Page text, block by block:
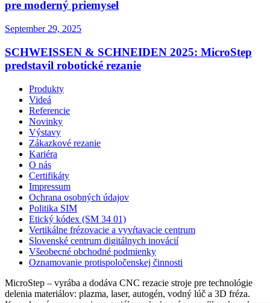
pre moderný priemysel
September 29, 2025
SCHWEISSEN & SCHNEIDEN 2025: MicroStep
predstavil robotické rezanie
Produkty
Videá
Referencie
Novinky
Výstavy
Zákazkové rezanie
Kariéra
O nás
Certifikáty
Impressum
Ochrana osobných údajov
Politika SIM
Etický kódex (SM 34 01)
Vertikálne frézovacie a vyvŕtavacie centrum
Slovenské centrum digitálnych inovácií
Všeobecné obchodné podmienky
Oznamovanie protispoločenskej činnosti
MicroStep – vyrába a dodáva CNC rezacie stroje pre technológie
delenia materiálov: plazma, laser, autogén, vodný lúč a 3D fréza.